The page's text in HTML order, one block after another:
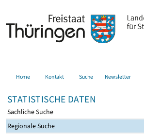
Home Kontakt Suche Newsletter
STATISTISCHE DATEN
Sachliche Suche
Regionale Suche